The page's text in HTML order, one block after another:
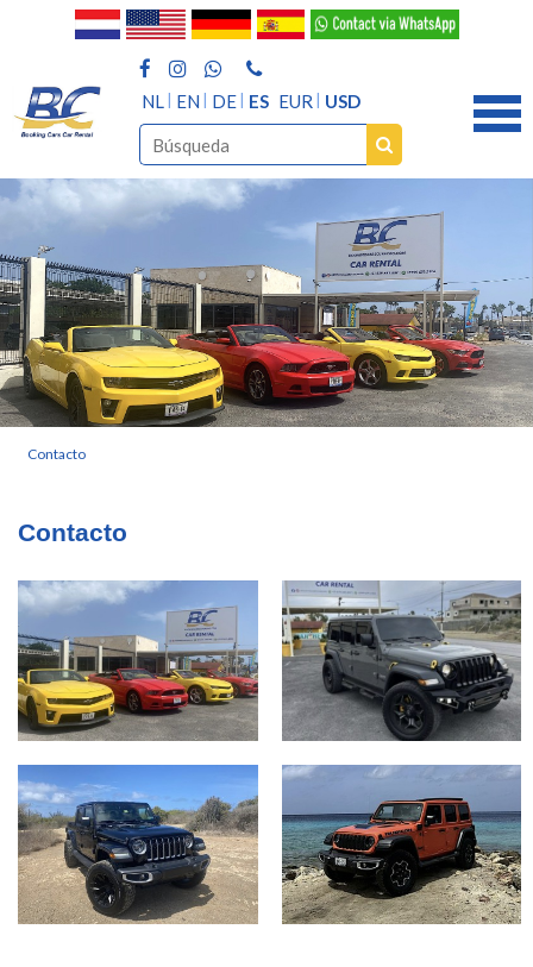
NL EN DE ES EUR USD
Contacto
Contacto